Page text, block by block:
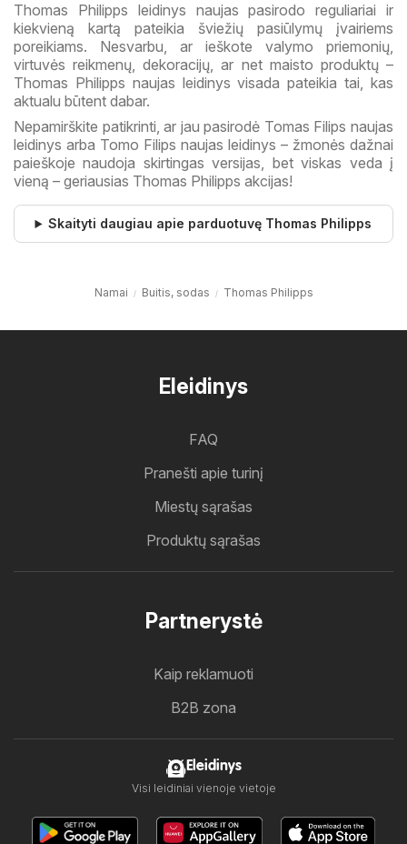
Thomas Philipps leidinys naujas pasirodo reguliariai ir
kiekvieną kartą pateikia šviežių pasiūlymų įvairiems
poreikiams. Nesvarbu, ar ieškote valymo priemonių,
virtuvės reikmenų, dekoracijų, ar net maisto produktų –
Thomas Philipps naujas leidinys visada pateikia tai, kas
aktualu būtent dabar.
Nepamirškite patikrinti, ar jau pasirodė Tomas Filips naujas
leidinys arba Tomo Filips naujas leidinys – žmonės dažnai
paieškoje naudoja skirtingas versijas, bet viskas veda į
vieną – geriausias Thomas Philipps akcijas!
Skaityti daugiau apie parduotuvę Thomas Philipps
Namai Buitis, sodas Thomas Philipps
Eleidinys
FAQ
Pranešti apie turinį
Miestų sąrašas
Produktų sąrašas
Partnerystė
Kaip reklamuoti
B2B zona
Eleidinys
Visi leidiniai vienoje vietoje